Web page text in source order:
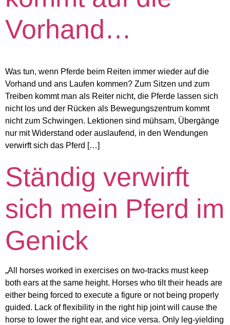
Vorhand…
Was tun, wenn Pferde beim Reiten immer wieder auf die
Vorhand und ans Laufen kommen? Zum Sitzen und zum
Treiben kommt man als Reiter nicht, die Pferde lassen sich
nicht los und der Rücken als Bewegungszentrum kommt
nicht zum Schwingen. Lektionen sind mühsam, Übergänge
nur mit Widerstand oder auslaufend, in den Wendungen
verwirft sich das Pferd […]
Ständig verwirft
sich mein Pferd im
Genick
„All horses worked in exercises on two-tracks must keep
both ears at the same height. Horses who tilt their heads are
either being forced to execute a figure or not being properly
guided. Lack of flexibility in the right hip joint will cause the
horse to lower the right ear, and vice versa. Only leg-yielding